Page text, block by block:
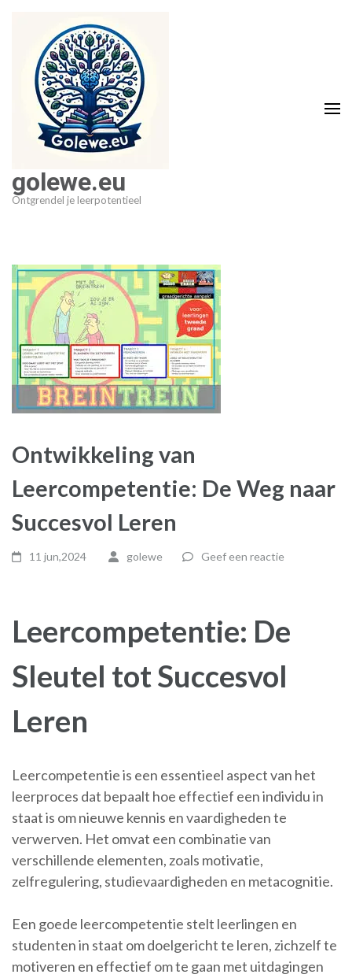
inhoud
golewe.eu
Ontgrendel je leerpotentieel
Ontwikkeling van
Leercompetentie: De Weg naar
Succesvol Leren
11 jun,2024 golewe Geef een reactie
Leercompetentie: De
Sleutel tot Succesvol
Leren
Leercompetentie is een essentieel aspect van het
leerproces dat bepaalt hoe effectief een individu in
staat is om nieuwe kennis en vaardigheden te
verwerven. Het omvat een combinatie van
verschillende elementen, zoals motivatie,
zelfregulering, studievaardigheden en metacognitie.
Een goede leercompetentie stelt leerlingen en
studenten in staat om doelgericht te leren, zichzelf te
motiveren en effectief om te gaan met uitdagingen